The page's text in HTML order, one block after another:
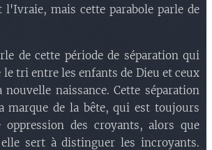
l'Ivraie, mais cette parabole parle de
de cette période de séparation qui
tri entre les enfants de Dieu et ceux
naissance. Cette séparation
marque de la bête, qui est toujours
oppression des croyants, alors que
sert à distinguer les incroyants.